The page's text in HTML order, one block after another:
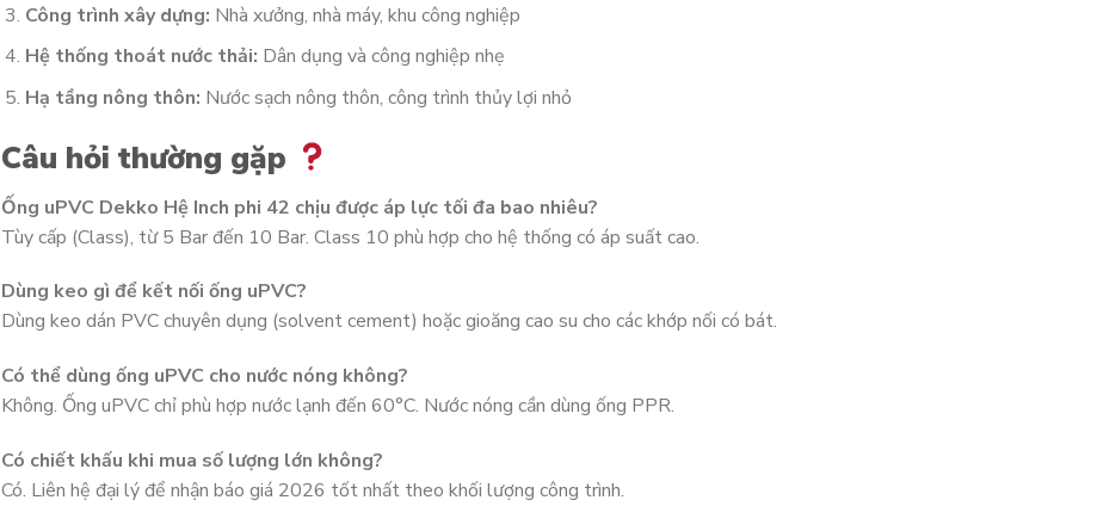
Công trình xây dựng: Nhà xưởng, nhà máy, khu công nghiệp
Hệ thống thoát nước thải: Dân dụng và công nghiệp nhẹ
Hạ tầng nông thôn: Nước sạch nông thôn, công trình thủy lợi nhỏ
Câu hỏi thường gặp
Ống uPVC Dekko Hệ Inch phi 42 chịu được áp lực tối đa bao nhiêu?
Tùy cấp (Class), từ 5 Bar đến 10 Bar. Class 10 phù hợp cho hệ thống có áp suất cao.
Dùng keo gì để kết nối ống uPVC?
Dùng keo dán PVC chuyên dụng (solvent cement) hoặc gioăng cao su cho các khớp nối có bát.
Có thể dùng ống uPVC cho nước nóng không?
Không. Ống uPVC chỉ phù hợp nước lạnh đến 60°C. Nước nóng cần dùng ống PPR.
Có chiết khấu khi mua số lượng lớn không?
Có. Liên hệ đại lý để nhận báo giá 2026 tốt nhất theo khối lượng công trình.